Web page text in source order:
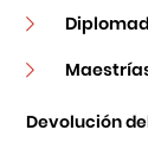
Devolución